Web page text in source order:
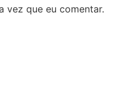
vez que eu comentar.